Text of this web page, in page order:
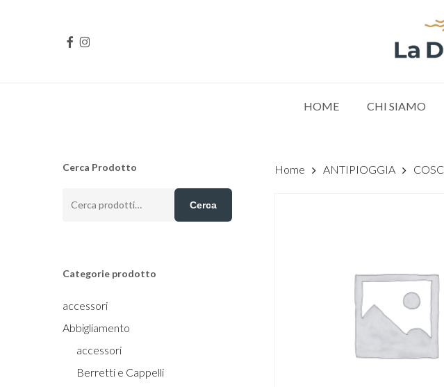
Hit enter to search or ESC to close
FACEBOOK
INSTAGRAM
HOME CHI SIAMO
Cerca Prodotto
Cerca
Categorie prodotto
accessori
Abbigliamento
accessori
Berretti e Cappelli
Home ANTIPIOGGIA